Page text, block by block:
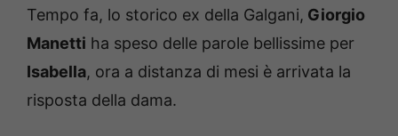
Tempo fa, lo storico ex della Galgani, Giorgio
Manetti ha speso delle parole bellissime per
Isabella, ora a distanza di mesi è arrivata la
risposta della dama.